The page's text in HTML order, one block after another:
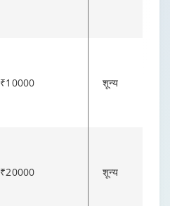
₹10000 शून्य
₹20000 शून्य